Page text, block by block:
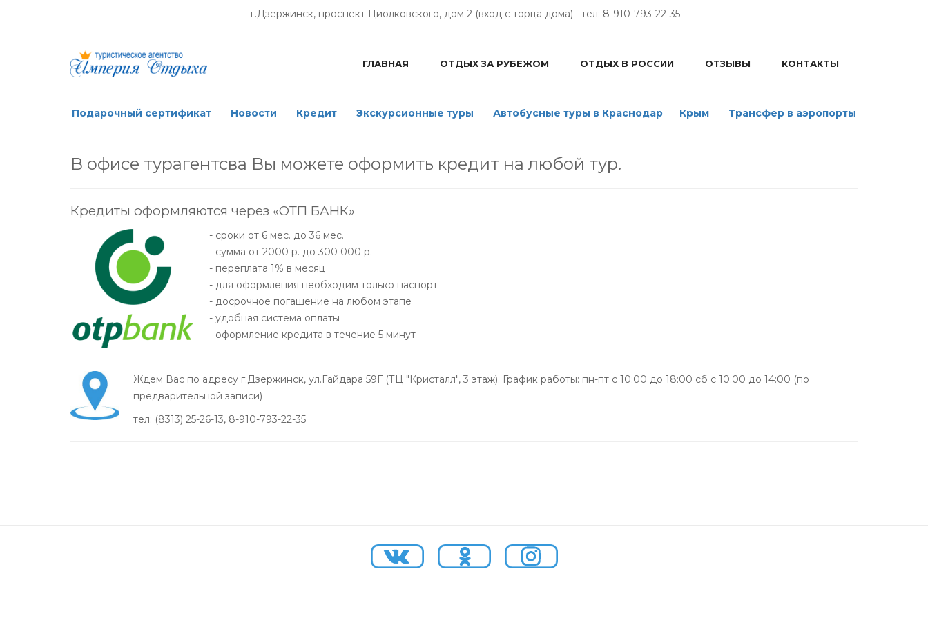
г.Дзержинск, проспект Циолковского, дом 2 (вход с торца дома) тел: 8-910-793-22-35
ГЛАВНАЯ ОТДЫХ ЗА РУБЕЖОМ ОТДЫХ В РОССИИ ОТЗЫВЫ КОНТАКТЫ
Подарочный сертификат Новости Кредит Экскурсионные туры Автобусные туры в Краснодар Крым Трансфер в аэропорты
В офисе турагентсва Вы можете оформить кредит на любой тур.
Кредиты оформляются через «ОТП БАНК»
- сроки от 6 мес. до 36 мес.
- сумма от 2000 р. до 300 000 р.
- переплата 1% в месяц
- для оформления необходим только паспорт
- досрочное погашение на любом этапе
- удобная система оплаты
- оформление кредита в течение 5 минут
Ждем Вас по адресу г.Дзержинск, ул.Гайдара 59Г (ТЦ "Кристалл", 3 этаж). График работы: пн-пт с 10:00 до 18:00 сб с 10:00 до 14:00 (по
предварительной записи)
тел: (8313) 25-26-13, 8-910-793-22-35